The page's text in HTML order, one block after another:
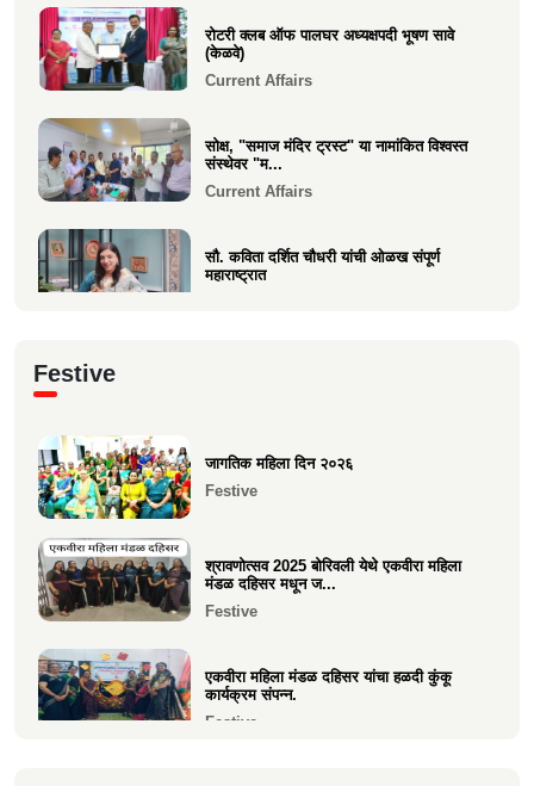
Sad Demise
रोटरी क्लब ऑफ पालघर अध्यक्षपदी भूषण सावे
(केळवे)
Current Affairs
सोक्ष, "समाज मंदिर ट्रस्ट" या नामांकित विश्वस्त
संस्थेवर "म...
Current Affairs
सौ. कविता दर्शित चौधरी यांची ओळख संपूर्ण
महाराष्ट्रात
चे प्रकाशन
Festive
जागतिक महिला दिन २०२६
Festive
श्रावणोत्सव 2025 बोरिवली येथे एकवीरा महिला
मंडळ दहिसर मधून ज...
Festive
एकवीरा महिला मंडळ दहिसर यांचा हळदी कुंकू
कार्यक्रम संपन्न.
Festive